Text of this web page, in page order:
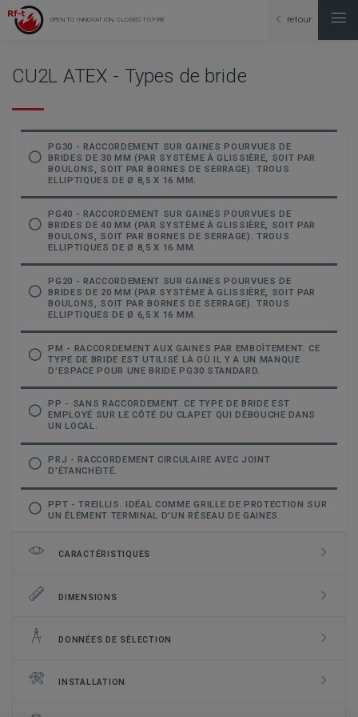
OPEN TO INNOVATION, CLOSED TO FIRE retour
CU2L ATEX - Types de bride
PG30 - RACCORDEMENT SUR GAINES POURVUES DE
BRIDES DE 30 MM (PAR SYSTÈME À GLISSIÈRE, SOIT PAR
BOULONS, SOIT PAR BORNES DE SERRAGE). TROUS
ELLIPTIQUES DE Ø 8,5 X 16 MM.
PG40 - RACCORDEMENT SUR GAINES POURVUES DE
BRIDES DE 40 MM (PAR SYSTÈME À GLISSIÈRE, SOIT PAR
BOULONS, SOIT PAR BORNES DE SERRAGE). TROUS
ELLIPTIQUES DE Ø 8,5 X 16 MM.
PG20 - RACCORDEMENT SUR GAINES POURVUES DE
BRIDES DE 20 MM (PAR SYSTÈME À GLISSIÈRE, SOIT PAR
BOULONS, SOIT PAR BORNES DE SERRAGE). TROUS
ELLIPTIQUES DE Ø 6,5 X 16 MM.
PM - RACCORDEMENT AUX GAINES PAR EMBOÎTEMENT. CE
TYPE DE BRIDE EST UTILISÉ LÀ OÙ IL Y A UN MANQUE
D'ESPACE POUR UNE BRIDE PG30 STANDARD.
PP - SANS RACCORDEMENT. CE TYPE DE BRIDE EST
EMPLOYÉ SUR LE CÔTÉ DU CLAPET QUI DÉBOUCHE DANS
UN LOCAL.
PRJ - RACCORDEMENT CIRCULAIRE AVEC JOINT
D'ÉTANCHÉITÉ.
PPT - TREILLIS. IDÉAL COMME GRILLE DE PROTECTION SUR
UN ÉLÉMENT TERMINAL D'UN RÉSEAU DE GAINES.
CARACTÉRISTIQUES
DIMENSIONS
DONNÉES DE SÉLECTION
INSTALLATION